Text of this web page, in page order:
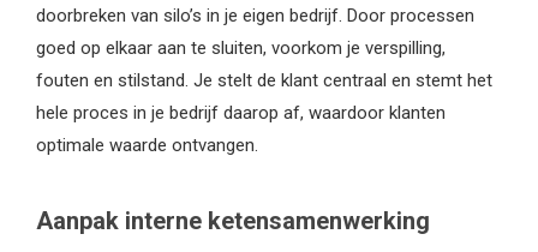
doorbreken van silo’s in je eigen bedrijf. Door processen
goed op elkaar aan te sluiten, voorkom je verspilling,
fouten en stilstand. Je stelt de klant centraal en stemt het
hele proces in je bedrijf daarop af, waardoor klanten
optimale waarde ontvangen.
Aanpak interne ketensamenwerking